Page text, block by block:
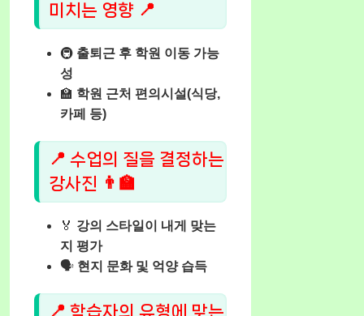
미치는 영향 📍
🚇 출퇴근 후 학원 이동 가능
성
🏫 학원 근처 편의시설(식당,
카페 등)
📍 수업의 질을 결정하는
강사진 👨‍🏫
🏅 강의 스타일이 내게 맞는
지 평가
🗣️ 현지 문화 및 억양 습득
📍 학습자의 유형에 맞는